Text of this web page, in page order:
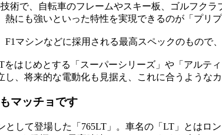
術で、自転車のフレームやスキー板、ゴルフク
熱にも強いといった特性を実現できるのが「プリ
F1マシンなどに採用される最高スペックのもので
をはじめとする「スーパーシリーズ」や「アルテ
し、将来的な電動化も見据え、これに合うような
マッチョです
として登場した「765LT」。車名の「LT」とは